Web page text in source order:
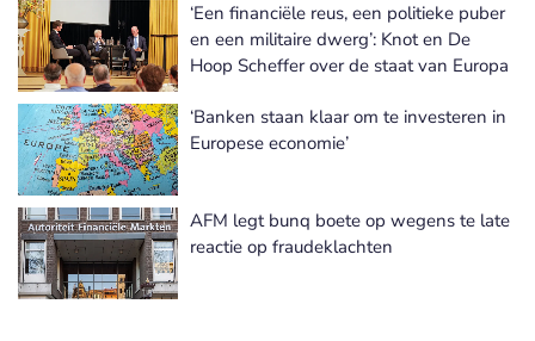
‘Een financiële reus, een politieke puber
en een militaire dwerg’: Knot en De
Hoop Scheffer over de staat van Europa
‘Banken staan klaar om te investeren in
Europese economie’
AFM legt bunq boete op wegens te late
reactie op fraudeklachten